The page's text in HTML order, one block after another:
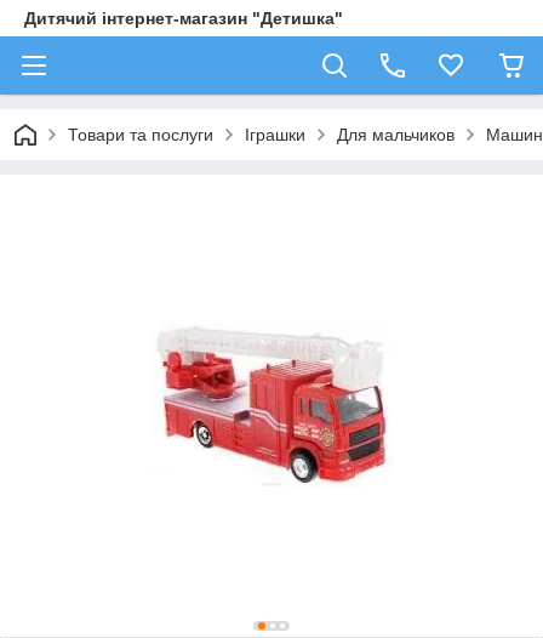
Дитячий інтернет-магазин "Детишка"
Товари та послуги Іграшки Для мальчиков